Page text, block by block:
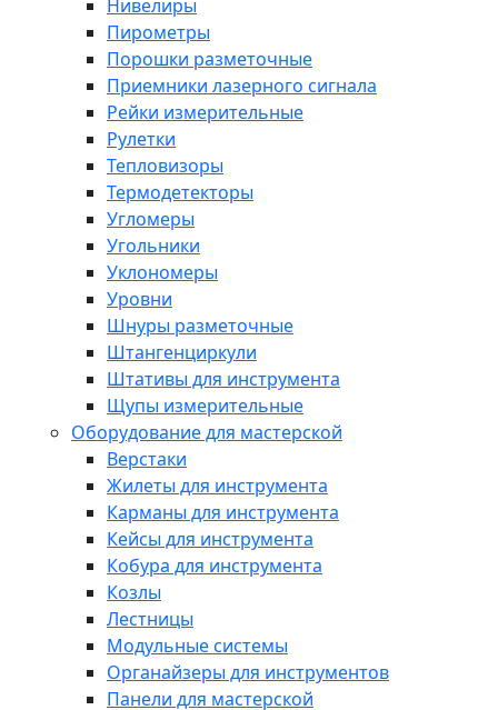
Нивелиры
Пирометры
Порошки разметочные
Приемники лазерного сигнала
Рейки измерительные
Рулетки
Тепловизоры
Термодетекторы
Угломеры
Угольники
Уклономеры
Уровни
Шнуры разметочные
Штангенциркули
Штативы для инструмента
Щупы измерительные
Оборудование для мастерской
Верстаки
Жилеты для инструмента
Карманы для инструмента
Кейсы для инструмента
Кобура для инструмента
Козлы
Лестницы
Модульные системы
Органайзеры для инструментов
Панели для мастерской